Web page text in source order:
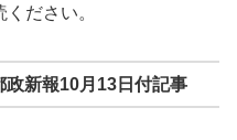
ださい。
政新報10月13日付記事